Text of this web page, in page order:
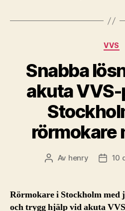
VVS
Snabba
akuta
rörmokare
Inläggsförfattare
Av henry 10
Rörmokare i Stockholm med
och trygg hjälp vid akuta